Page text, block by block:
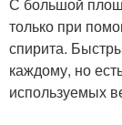
только при
спирита.
каждому, но
используемых